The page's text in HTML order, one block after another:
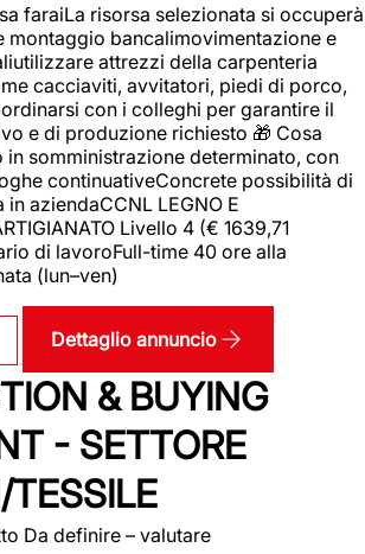
faraiLa risorsa selezionata si occuperà
montaggio bancalimovimentazione e
attrezzi della carpenteria
cacciaviti, avvitatori, piedi di porco,
con i colleghi per garantire il
e di produzione richiesto 🎁 Cosa
somministrazione determinato, con
continuativeConcrete possibilità di
aziendaCCNL LEGNO E
Livello 4 (€ 1639,71
di lavoroFull-time 40 ore alla
(lun–ven)
Dettaglio annuncio
& BUYING
- SETTORE
TESSILE
Da definire – valutare